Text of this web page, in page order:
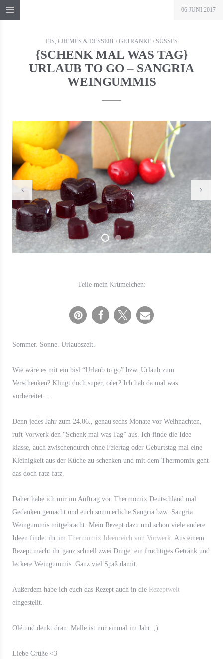
06 JUNI 2017
EIS, CREMES & DESSERT/ GETRÄNKE/ SÜSSES
{SCHENK MAL WAS TAG}
URLAUB TO GO – SANGRIA
WEINGUMMIS
Teile mein Krümelchen:
Sommer. Sonne. Urlaubszeit.
Wie wäre es mit ein bisl “Urlaub to go” bzw. Urlaub zum
Verschenken? Klingt doch super, oder? Ich hab da mal was
vorbereitet…
Denn jedes Jahr zum 24.06., genau sechs Monate vor Weihnachten,
ruft Vorwerk den “Schenk mal was Tag” aus. Ich finde die Idee
klasse, auch zwischendurch ohne Feiertag oder Geburtstag mal eine
Kleinigkeit aus der Küche zu schenken und mit dem Thermomix geht
das doch ratz-fatz.
Daher habe ich mir im Auftrag von Thermomix Deutschland mal
Gedanken gemacht und euch sommerliche Sangria bzw. Sangria
Weingummis mitgebracht. Mein Rezept dazu und schon viele andere
Ideen findet ihr im Thermomix Ideenreich von Vorwerk. Aus einem
Rezept macht ihr ganz schnell zwei Dinge: ein fruchtiges Getränk und
leckere Weingummis. Ganz viel Spaß damit.
Außerdem habe ich euch das Rezept auch in die Rezeptwelt
eingestellt.
Olé und denkt dran: Malle ist nur einmal im Jahr. ;)
Liebe Grüße <3